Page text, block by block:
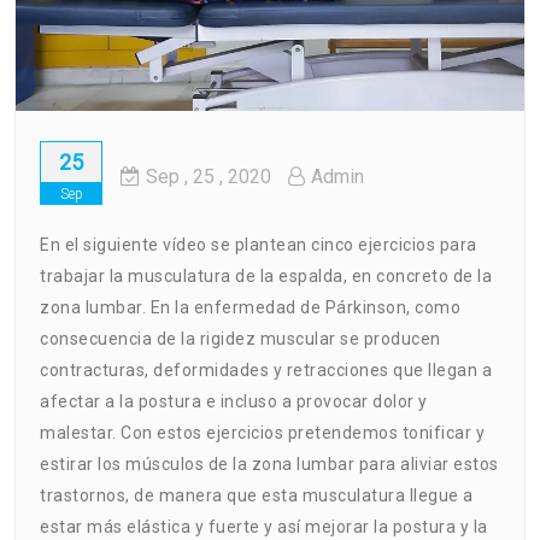
25
Sep
Sep , 25 , 2020 Admin
En el siguiente vídeo se plantean cinco ejercicios para
trabajar la musculatura de la espalda, en concreto de la
zona lumbar. En la enfermedad de Párkinson, como
consecuencia de la rigidez muscular se producen
contracturas, deformidades y retracciones que llegan a
afectar a la postura e incluso a provocar dolor y
malestar. Con estos ejercicios pretendemos tonificar y
estirar los músculos de la zona lumbar para aliviar estos
trastornos, de manera que esta musculatura llegue a
estar más elástica y fuerte y así mejorar la postura y la